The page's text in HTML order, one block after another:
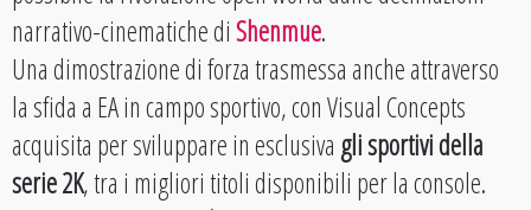
narrativo-cinematiche diShenmue.
Una dimostrazione di forza trasmessa anche attraverso
la sfida a EA in campo sportivo, con Visual Concepts
acquisita per sviluppare in esclusiva gli sportivi della
serie 2K, tra i migliori titoli disponibili per la console.